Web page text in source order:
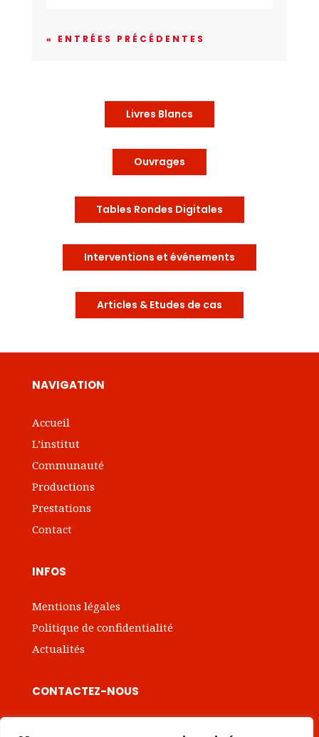
« ENTRÉES PRÉCÉDENTES
Livres Blancs
Ouvrages
Tables Rondes Digitales
Interventions et événements
Articles & Etudes de cas
NAVIGATION
Accueil
L’institut
Communauté
Productions
Prestations
Contact
INFOS
Mentions légales
Politique de confidentialité
Actualités
CONTACTEZ-NOUS